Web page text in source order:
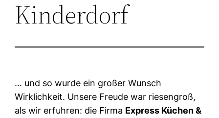
Kinderdorf
… und so wurde ein großer Wunsch
Wirklichkeit. Unsere Freude war riesengroß,
als wir erfuhren: die Firma Express Küchen &